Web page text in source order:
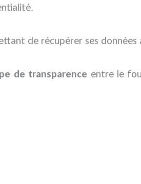
de récupérer ses données
de transparence entre le